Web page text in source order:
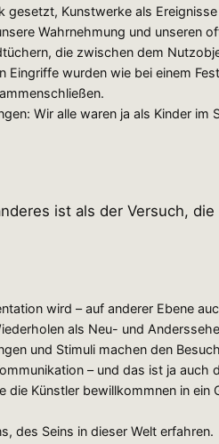
Kunstwerke als
Wahrnehmung und unseren
die zwischen dem
wurden wie bei einem
Wir alle waren ja als Kinder
ist als der Versuch,
wird – auf anderer Ebene
als Neu- und
und Stimuli machen den
– und das ist ja
Künstler bewillkommnen in
des Seins in dieser Welt erfahren.